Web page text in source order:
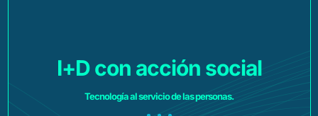
I+D con acción social​
Tecnología al servicio de las personas.